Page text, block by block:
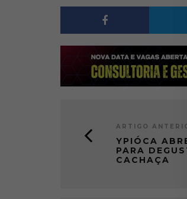
ARTIGO
YPIÓCA
PARA
CACHAÇA